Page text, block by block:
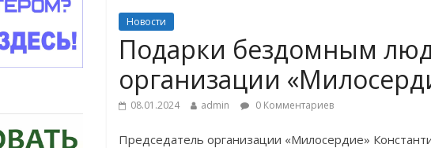
Новости
Подарки бездомным
организации
08.01.2024 admin 0 Комментариев
Председатель организации «Милосердие»